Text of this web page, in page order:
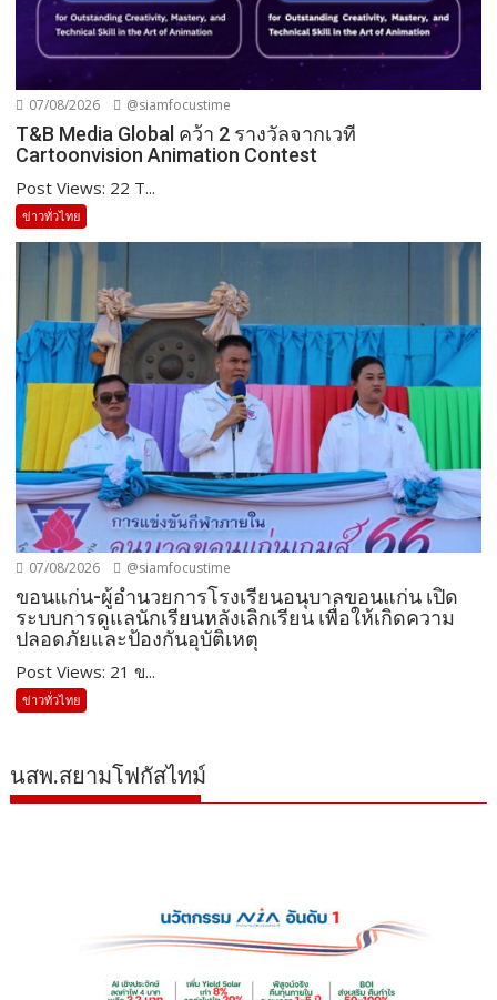
07/08/2026 @siamfocustime
T&B Media Global คว้า 2 รางวัลจากเวที
Cartoonvision Animation Contest
Post Views: 22 T...
ข่าวทั่วไทย
07/08/2026 @siamfocustime
ขอนแก่น-ผู้อำนวยการโรงเรียนอนุบาลขอนแก่น เปิด
ระบบการดูแลนักเรียนหลังเลิกเรียน เพื่อให้เกิดความ
ปลอดภัยและป้องกันอุบัติเหตุ
Post Views: 21 ข...
ข่าวทั่วไทย
นสพ.สยามโฟกัสไทม์